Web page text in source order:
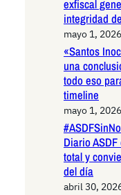
exfiscal
integridad
mayo 1, 2026
«Santos
una
todo eso
timeline
mayo 1, 2026
Diario
total y
del día
abril 30,